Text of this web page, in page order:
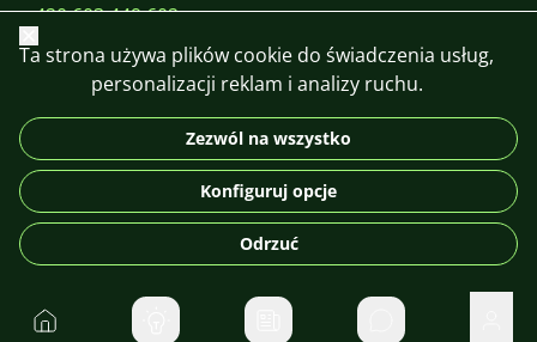
+420 603 449 602
DE
© 2026 For Aquarist
Do domu Prywatne
Zamknij
Ta strona używa plików cookie do świadczenia usług,
personalizacji reklam i analizy ruchu.
Zezwól na wszystko
Konfiguruj opcje
Odrzuć